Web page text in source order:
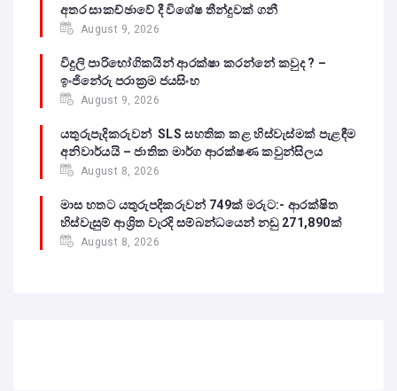
අතර සාකච්ඡාවේ දී විශේෂ තීන්දුවක් ගනී
August 9, 2026
විදුලි පාරිභෝගිකයින් ආරක්ෂා කරන්නේ කවුද ? –
ඉංජිනේරු පරාක්‍රම ජයසිංහ
August 9, 2026
යතුරුපැදිකරුවන් SLS සහතික කළ හිස්වැස්මක් පැළඳීම
අනිවාර්යයි – ජාතික මාර්ග ආරක්ෂණ කවුන්සිලය
August 8, 2026
මාස හතට යතුරුපදිකරුවන් 749ක් මරුට:- ආරක්ෂිත
හිස්වැසුම් ආශ්‍රිත වැරදි සම්බන්ධයෙන් නඩු 271,890ක්
August 8, 2026